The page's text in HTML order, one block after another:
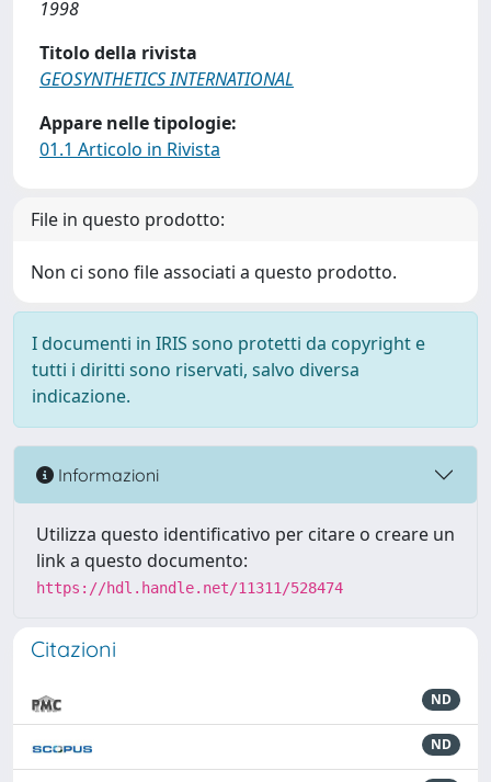
1998
Titolo della rivista
GEOSYNTHETICS INTERNATIONAL
Appare nelle tipologie:
01.1 Articolo in Rivista
File in questo prodotto:
Non ci sono file associati a questo prodotto.
I documenti in IRIS sono protetti da copyright e
tutti i diritti sono riservati, salvo diversa
indicazione.
Informazioni
Utilizza questo identificativo per citare o creare un
link a questo documento:
https://hdl.handle.net/11311/528474
Citazioni
ND
ND